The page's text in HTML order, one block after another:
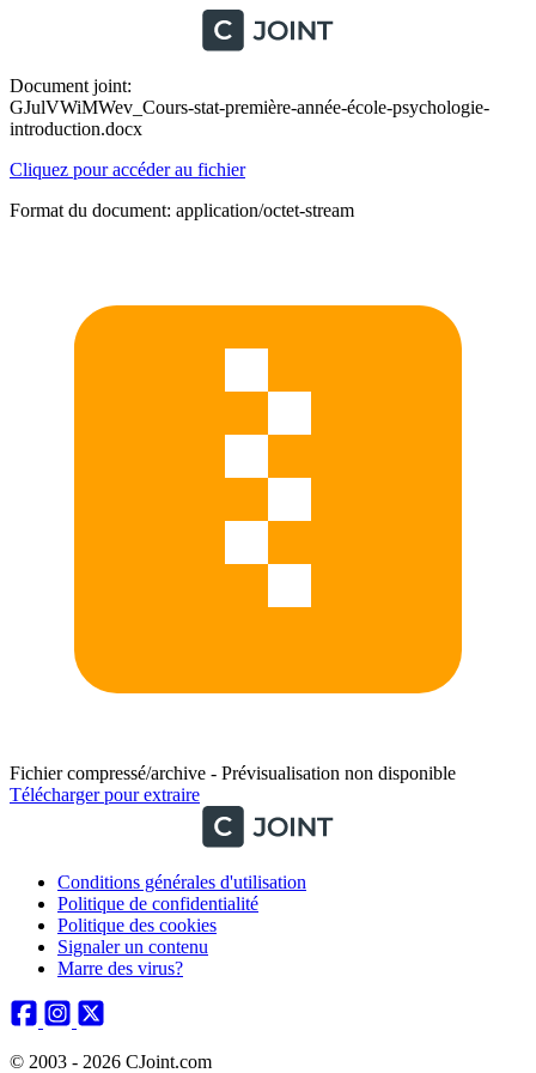
Document joint:
GJulVWiMWev_Cours-stat-première-année-école-psychologie-
introduction.docx
Cliquez pour accéder au fichier
Format du document: application/octet-stream
Fichier compressé/archive - Prévisualisation non disponible
Télécharger pour extraire
Conditions générales d'utilisation
Politique de confidentialité
Politique des cookies
Signaler un contenu
Marre des virus?
© 2003 - 2026 CJoint.com